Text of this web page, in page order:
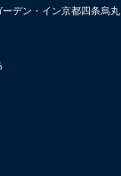
ーデン・イン京都四条烏丸